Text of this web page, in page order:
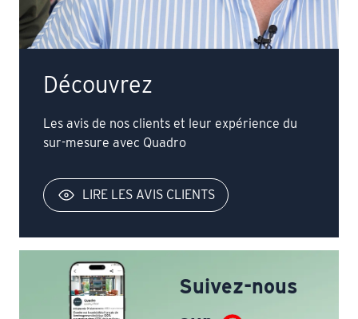
Découvrez
Les avis de nos clients et leur expérience du
sur-mesure avec Quadro
LIRE LES AVIS CLIENTS
Suivez-nous